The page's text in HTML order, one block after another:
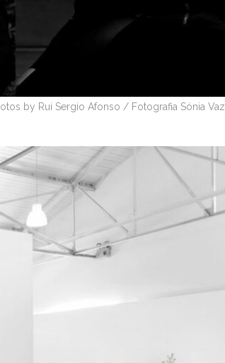
by Rui Sergio Afonso / Fotografia Sónia Vaz